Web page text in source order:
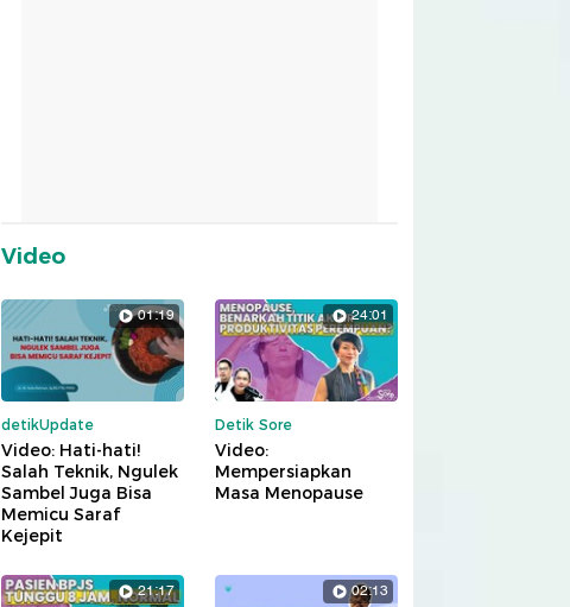
Video
01:19
detikUpdate
Video: Hati-hati!
Salah Teknik, Ngulek
Sambel Juga Bisa
Memicu Saraf
Kejepit
24:01
Detik Sore
Video:
Mempersiapkan
Masa Menopause
21:17 02:13